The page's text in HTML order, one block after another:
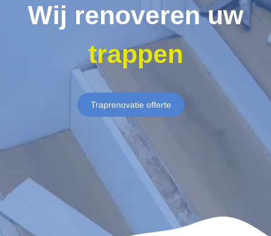
Wij renoveren uw
trappen
Traprenovatie offerte